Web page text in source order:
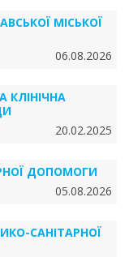
МІСЬКОЇ
06.08.2026
КЛІНІЧНА
20.02.2025
ДОПОМОГИ
05.08.2026
САНІТАРНОЇ